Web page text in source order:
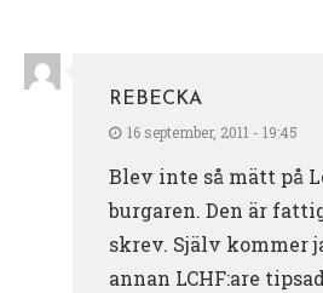
REBECKA
16 september, 2011 - 19:45
Blev inte så mätt på
burgaren. Den är
skrev. Själv kommer
annan LCHF:are